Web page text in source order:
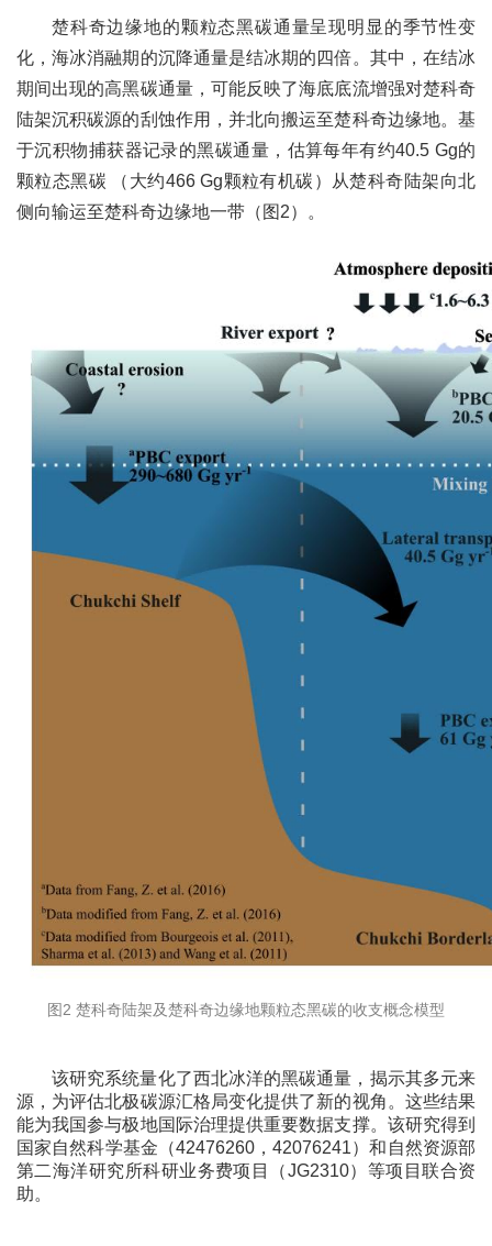
楚科奇边缘地的颗粒态黑碳通量呈现明显的季节性变
化，海冰消融期的沉降通量是结冰期的四倍。其中，在结冰
期间出现的高黑碳通量，可能反映了海底底流增强对楚科奇
陆架沉积碳源的刮蚀作用，并北向搬运至楚科奇边缘地。基
于沉积物捕获器记录的黑碳通量，估算每年有约40.5 Gg的
颗粒态黑碳 （大约466 Gg颗粒有机碳）从楚科奇陆架向北
侧向输运至楚科奇边缘地一带（图2）。
图2 楚科奇陆架及楚科奇边缘地颗粒态黑碳的收支概念模型
该研究系统量化了西北冰洋的黑碳通量，揭示其多元来
源，为评估北极碳源汇格局变化提供了新的视角。这些结果
能为我国参与极地国际治理提供重要数据支撑。该研究得到
国家自然科学基金（42476260，42076241）和自然资源部
第二海洋研究所科研业务费项目（JG2310）等项目联合资
助。